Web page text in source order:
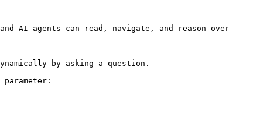
AI agents can read, navigate, and reason over
by asking a question.